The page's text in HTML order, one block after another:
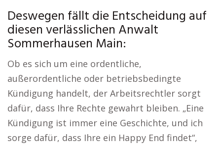
Deswegen fällt die Entscheidung auf
diesen verlässlichen Anwalt
Sommerhausen Main:
Ob es sich um eine ordentliche,
außerordentliche oder betriebsbedingte
Kündigung handelt, der Arbeitsrechtler sorgt
dafür, dass Ihre Rechte gewahrt bleiben. „Eine
Kündigung ist immer eine Geschichte, und ich
sorge dafür, dass Ihre ein Happy End findet“,